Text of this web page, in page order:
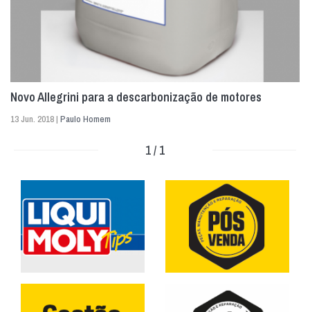
Novo Allegrini para a descarbonização de motores
13 Jun. 2018 | Paulo Homem
1 / 1